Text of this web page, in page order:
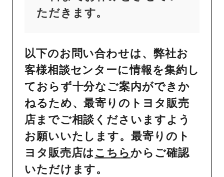
ただきます。
以下のお問い合わせは、弊社お
客様相談センターに情報を集約し
ておらず十分なご案内ができか
ねるため、最寄りのトヨタ販売
店までご相談くださいますよう
お願いいたします。最寄りのト
ヨタ販売店はこちら からご確認
いただけます。